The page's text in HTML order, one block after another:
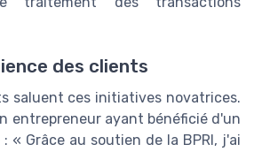
des clients
saluent ces initiatives novatrices.
entrepreneur ayant bénéficié d'un
« Grâce au soutien de la BPRI, j'ai